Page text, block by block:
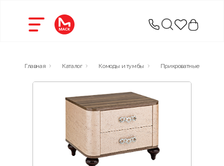
Главная Каталог Комоды и тумбы Прикроватные тумбы